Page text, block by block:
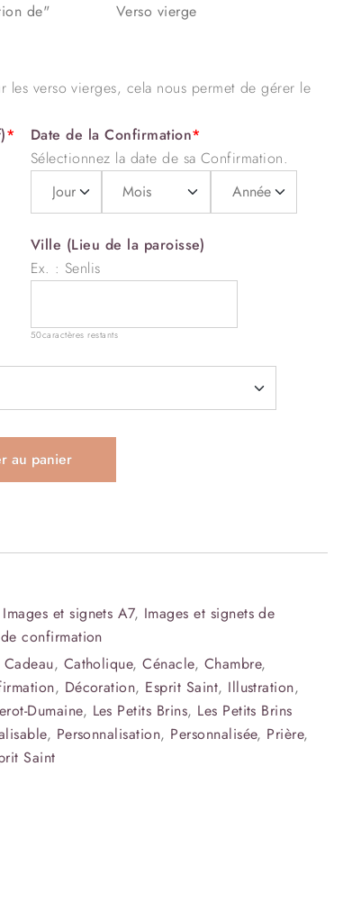
de" Verso vierge
verso vierges, cela nous permet de gérer le
*
*
Date de la Confirmation
Sélectionnez la date de sa Confirmation.
Ville (Lieu de la paroisse)
Ex. : Senlis
50caractères restants
au panier
Images et signets A7, Images et signets de
confirmation
Cadeau, Catholique,Cénacle, Chambre,
, Décoration, Esprit Saint, Illustration,
Dumaine, Les Petits Brins, Les Petits Brins
, Personnalisation, Personnalisée, Prière,
Saint